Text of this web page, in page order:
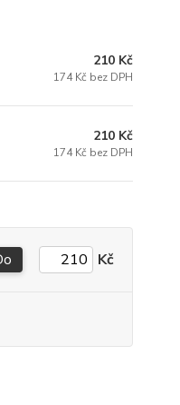
210 Kč
174 Kč bez DPH
210 Kč
174 Kč bez DPH
Kč